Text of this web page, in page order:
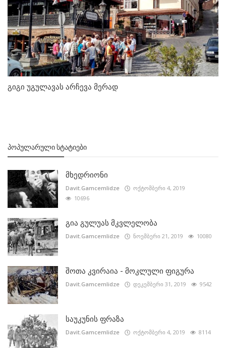
გიგი უგულავას არჩევა მერად
ᲞᲝᲞᲣᲚᲐᲠᲣᲚᲘ ᲡᲢᲐᲢᲘᲔᲑᲘ
მხედრიონი
Davit.Gamcemlidze
ოქტომბერი 4, 2019
10696
გია გულუას მკვლელობა
Davit.Gamcemlidze ნოემბერი 21, 2019 10080
შოთა კვირაია - მოკლული ფიგურა
Davit.Gamcemlidze დეკემბერი 31, 2019 9542
საუკუნის ფრაზა
Davit.Gamcemlidze ოქტომბერი 4, 2019 8114